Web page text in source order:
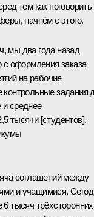
тем как поговорить
начнём с этого.
мы два года назад
с оформления заказа
на рабочие
контрольные задания
и среднее
тысячи [студентов],
соглашений между
и учащимися.
тысяч трёхсторонних